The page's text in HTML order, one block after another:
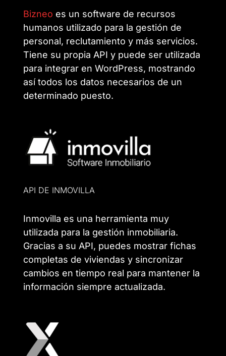
Bizneo es un software de recursos
humanos utilizado para la gestión de
personal, reclutamiento y más servicios.
Tiene su propia API y puede ser utilizada
para integrar en WordPress, mostrando
así todos los datos necesarios de un
determinado puesto.
API DE INMOVILLA
Inmovilla es una herramienta muy
utilizada para la gestión inmobiliaria.
Gracias a su API, puedes mostrar fichas
completas de viviendas y sincronizar
cambios en tiempo real para mantener la
información siempre actualizada.